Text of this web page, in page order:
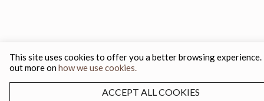
This site uses cookies to offer you a better browsing experience.
out more onhow we use cookies.
ACCEPT ALL COOKIES